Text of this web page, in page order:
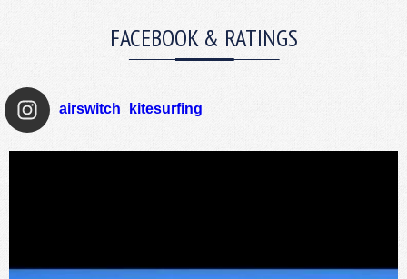
FACEBOOK & RATINGS
airswitch_kitesurfing